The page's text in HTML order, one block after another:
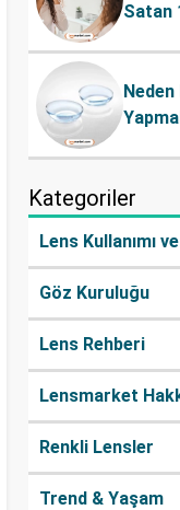
Satan
Kategoriler
Lens Kullanımı ve
Göz Kuruluğu
Lens Rehberi
Lensmarket
Renkli Lensler
Trend & Yaşam